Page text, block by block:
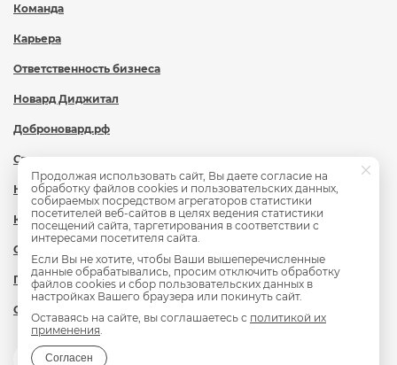
Команда
Карьера
Ответственность бизнеса
Новард Диджитал
Доброновард.рф
Статьи
Новости
Контакты
Охрана труда
Политика обработки персональных данных
Сведения об образовательной организации
Продолжая использовать сайт, Вы даете согласие на
обработку файлов cookies и пользовательских данных,
собираемых посредством агрегаторов статистики
посетителей веб-сайтов в целях ведения статистики
посещений сайта, таргетирования в соответствии с
интересами посетителя сайта.
Если Вы не хотите, чтобы Ваши вышеперечисленные
данные обрабатывались, просим отключить обработку
файлов cookies и сбор пользовательских данных в
настройках Вашего браузера или покинуть сайт.
Оставаясь на сайте, вы соглашаетесь с политикой их
применения.
Согласен